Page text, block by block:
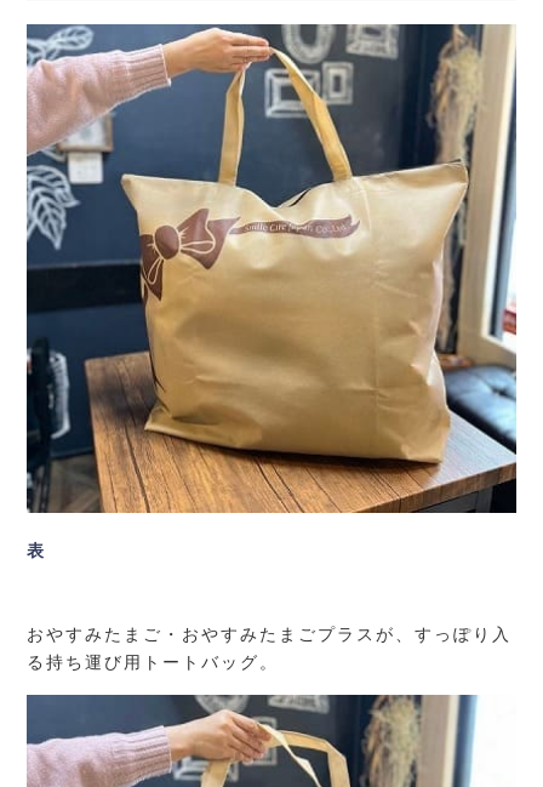
表
おやすみたまご・おやすみたまごプラスが、すっぽり入
る持ち運び用トートバッグ。